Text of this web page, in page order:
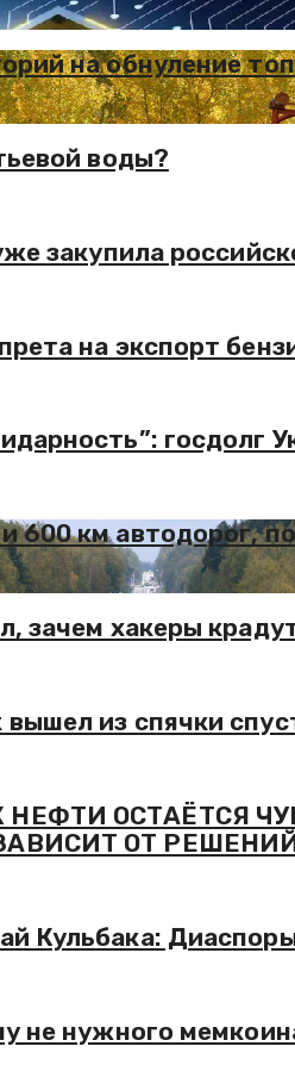
на обнуление
воды?
закупила
на экспорт
госдолг
600 км автодорог,
зачем хакеры
из спячки
ОСТАЁТСЯ
ОТ
Кульбака:
не нужного